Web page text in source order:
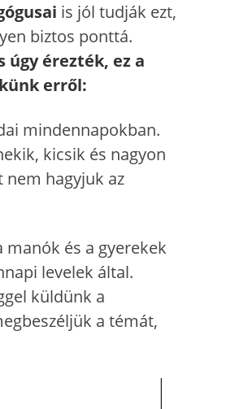
is jól tudják ezt,
biztos ponttá.
érezték, ez a
erről:
mindennapokban.
kicsik és nagyon
nem hagyjuk az
manók és a gyerekek
levelek által.
küldünk a
a témát,